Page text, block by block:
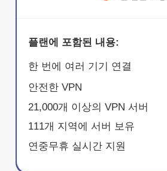
플랜에 포함된 내용:
한 번에 여러 기기 연결
안전한 VPN
21,000개 이상의 VPN 서버
111개 지역에 서버 보유
연중무휴 실시간 지원